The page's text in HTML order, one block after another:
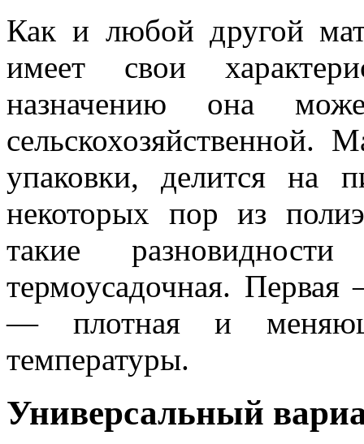
Как и любой другой
имеет свои
назначению она
сельскохозяйственной.
упаковки, делится
некоторых пор из
такие
термоусадочная. Первая
— плотная и
температуры.
Универсальный